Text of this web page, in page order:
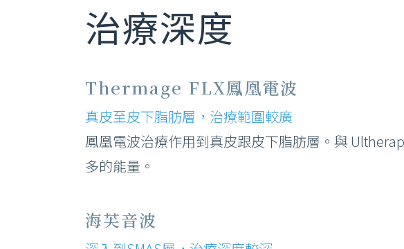
治療深度
Thermage FLX鳳凰電波
真皮至皮下脂肪層，治療範圍較廣
鳳凰電波治療作用到真皮跟皮下脂肪層。與
多的能量。
海芙音波